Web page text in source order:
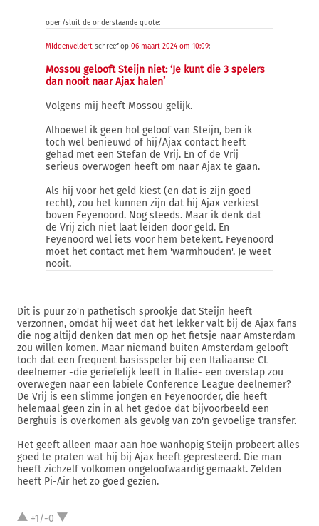
open/sluit de onderstaande quote:
MIddenveldert schreef op 06 maart 2024 om 10:09:
Mossou gelooft Steijn niet: ‘Je kunt die 3 spelers
dan nooit naar Ajax halen’
Volgens mij heeft Mossou gelijk.
Alhoewel ik geen hol geloof van Steijn, ben ik
toch wel benieuwd of hij/Ajax contact heeft
gehad met een Stefan de Vrij. En of de Vrij
serieus overwogen heeft om naar Ajax te gaan.
Als hij voor het geld kiest (en dat is zijn goed
recht), zou het kunnen zijn dat hij Ajax verkiest
boven Feyenoord. Nog steeds. Maar ik denk dat
de Vrij zich niet laat leiden door geld. En
Feyenoord wel iets voor hem betekent. Feyenoord
moet het contact met hem 'warmhouden'. Je weet
nooit.
Dit is puur zo'n pathetisch sprookje dat Steijn heeft
verzonnen, omdat hij weet dat het lekker valt bij de Ajax fans
die nog altijd denken dat men op het fietsje naar Amsterdam
zou willen komen. Maar niemand buiten Amsterdam gelooft
toch dat een frequent basisspeler bij een Italiaanse CL
deelnemer -die geriefelijk leeft in Italië- een overstap zou
overwegen naar een labiele Conference League deelnemer?
De Vrij is een slimme jongen en Feyenoorder, die heeft
helemaal geen zin in al het gedoe dat bijvoorbeeld een
Berghuis is overkomen als gevolg van zo'n gevoelige transfer.
Het geeft alleen maar aan hoe wanhopig Steijn probeert alles
goed te praten wat hij bij Ajax heeft gepresteerd. Die man
heeft zichzelf volkomen ongeloofwaardig gemaakt. Zelden
heeft Pi-Air het zo goed gezien.
+1/-0